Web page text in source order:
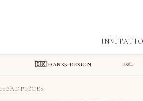
🇩🇰 DANSK DESIGN
HEADPIECES